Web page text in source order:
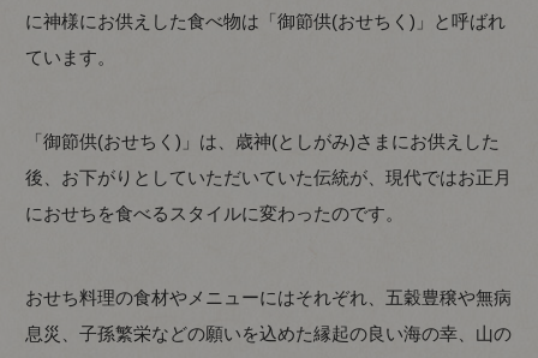
に神様にお供えした食べ物は「御節供(おせちく)」と呼ばれ
ています。
「御節供(おせちく)」は、歳神(としがみ)さまにお供えした
後、お下がりとしていただいていた伝統が、現代ではお正月
におせちを食べるスタイルに変わったのです。
おせち料理の食材やメニューにはそれぞれ、五穀豊穣や無病
息災、子孫繁栄などの願いを込めた縁起の良い海の幸、山の